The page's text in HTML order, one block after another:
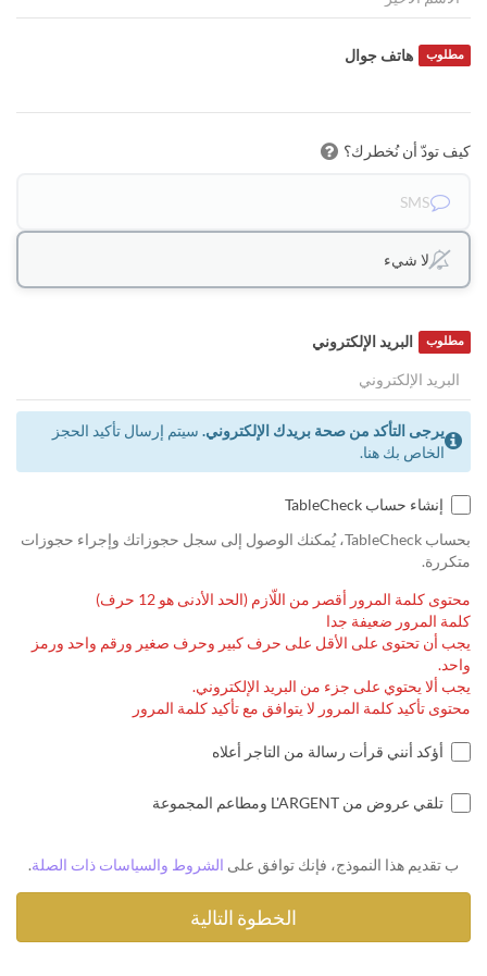
هاتف جوال مطلوب
كيف تودّ أن نُخطرك؟
SMS
لا شيء
البريد الإلكتروني مطلوب
يرجى التأكد من صحة بريدك الإلكتروني. سيتم إرسال تأكيد الحجز
الخاص بك هنا.
إنشاء حساب TableCheck
بحساب TableCheck، يُمكنك الوصول إلى سجل حجوزاتك وإجراء حجوزات
متكررة.
محتوى كلمة المرور أقصر من اللّازم (الحد الأدنى هو 12 حرف)
كلمة المرور ضعيفة جدا
يجب أن تحتوى على الأقل على حرف كبير وحرف صغير ورقم واحد ورمز
واحد.
يجب ألا يحتوي على جزء من البريد الإلكتروني.
محتوى تأكيد كلمة المرور لا يتوافق مع تأكيد كلمة المرور
أؤكد أنني قرأت رسالة من التاجر أعلاه
تلقي عروض من L'ARGENT ومطاعم المجموعة
ب تقديم هذا النموذج، فإنك توافق على الشروط والسياسات ذات الصلة.